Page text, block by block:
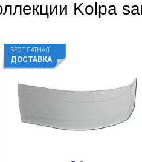
Kolpa
БЕСПЛАТНАЯ
ДОСТАВКА